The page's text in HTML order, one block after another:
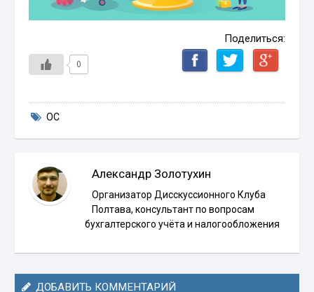
Поделиться:
0
ОС
Александр Золотухин
Организатор Дисскуссионного Клуба
Полтава, консультант по вопросам
бухгалтерского учёта и налогообложения
ДОБАВИТЬ КОММЕНТАРИЙ